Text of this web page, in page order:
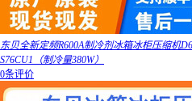
东贝全新定频R600A制冷剂冰箱冰柜压缩机
S76CU1（制冷量380W）
0条评价